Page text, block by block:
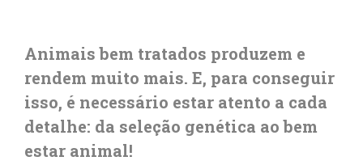
Animais bem tratados produzem e
rendem muito mais. E, para conseguir
isso, é necessário estar atento a cada
detalhe: da seleção genética ao bem
estar animal!